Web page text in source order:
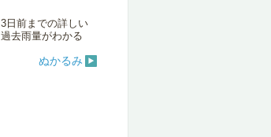
3日前までの詳しい
過去雨量がわかる
ぬかるみ